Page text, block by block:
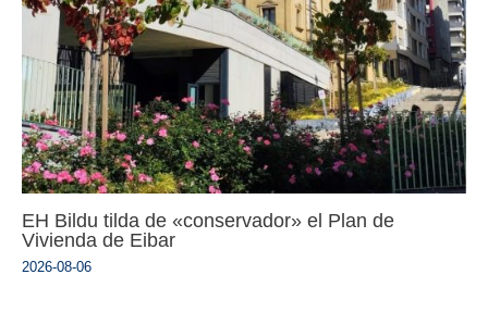
EH Bildu tilda de «conservador» el Plan de
Vivienda de Eibar
2026-08-06